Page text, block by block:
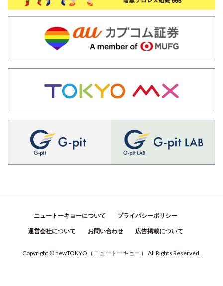
ニュートーキョーについて プライバシーポリシー
運営会社について お問い合わせ 広告掲載について
Copyright © newTOKYO （ ニュートーキョー ） All Rights Reserved.